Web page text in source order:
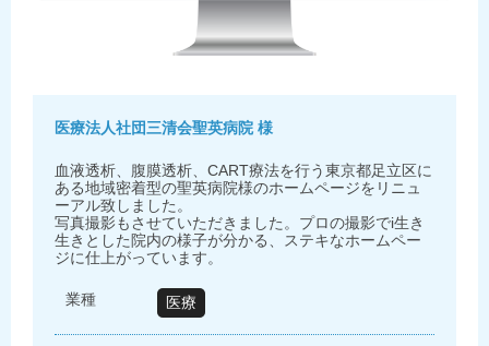
医療法人社団三清会聖英病院 様
血液透析、腹膜透析、CART療法を行う東京都足立区に
ある地域密着型の聖英病院様のホームページをリニュ
ーアル致しました。
写真撮影もさせていただきました。プロの撮影でi生き
生きとした院内の様子が分かる、ステキなホームペー
ジに仕上がっています。
業種 医療